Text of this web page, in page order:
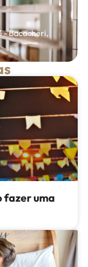
- Bacacheri,
fazer uma